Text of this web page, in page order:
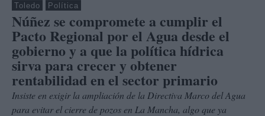
Toledo Política
Núñez se compromete a cumplir el
Pacto Regional por el Agua desde el
gobierno y a que la política hídrica
sirva para crecer y obtener
rentabilidad en el sector primario
Insiste en exigir la ampliación de la Directiva Marco del Agua
para evitar el cierre de pozos en La Mancha, algo que ya